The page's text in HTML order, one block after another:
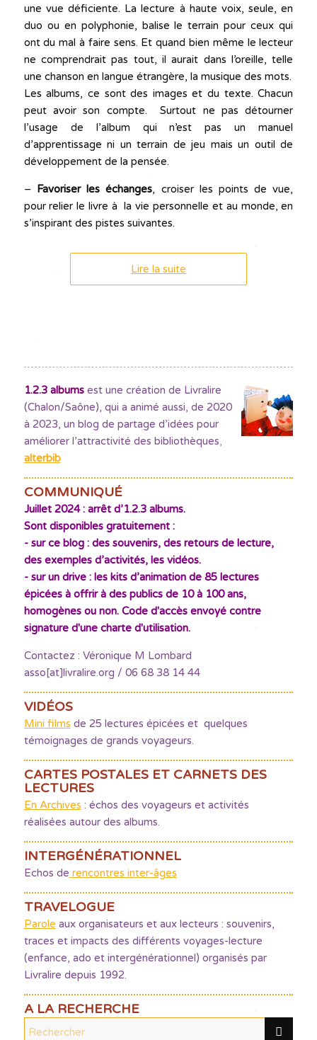
une vue déficiente. La lecture à haute voix, seule, en
duo ou en polyphonie, balise le terrain pour ceux qui
ont du mal à faire sens. Et quand bien même le lecteur
ne comprendrait pas tout, il aurait dans l’oreille, telle
une chanson en langue étrangère, la musique des mots.
Les albums, ce sont des images et du texte. Chacun
peut avoir son compte. Surtout ne pas détourner
l’usage de l’album qui n’est pas un manuel
d’apprentissage ni un terrain de jeu mais un outil de
développement de la pensée.
– Favoriser les échanges, croiser les points de vue,
pour relier le livre à la vie personnelle et au monde, en
s’inspirant des pistes suivantes.
Lire la suite
1.2.3 albumsest une création de Livralire
(Chalon/Saône), qui a animé aussi, de 2020
à 2023, un blog de partage d’idées pour
améliorer l’attractivité des bibliothèques,
alterbib
COMMUNIQUÉ
Juillet 2024 : arrêt d’1.2.3 albums.
Sont disponibles gratuitement :
- sur ce blog : des souvenirs, des retours de lecture,
des exemples d’activités, les vidéos.
- sur un drive : les kits d’animation de 85 lectures
épicées à offrir à des publics de 10 à 100 ans,
homogènes ou non. Code d'accès envoyé contre
signature d'une charte d'utilisation.
Contactez : Véronique M Lombard
asso[at]livralire.org / 06 68 38 14 44
VIDÉOS
Mini films de 25 lectures épicées et quelques
témoignages de grands voyageurs.
CARTES POSTALES ET CARNETS DES
LECTURES
En Archives : échos des voyageurs et activités
réalisées autour des albums.
INTERGÉNÉRATIONNEL
Echos de rencontres inter-âges
TRAVELOGUE
Parole aux organisateurs et aux lecteurs : souvenirs,
traces et impacts des différents voyages-lecture
(enfance, ado et intergénérationnel) organisés par
Livralire depuis 1992.
A LA RECHERCHE